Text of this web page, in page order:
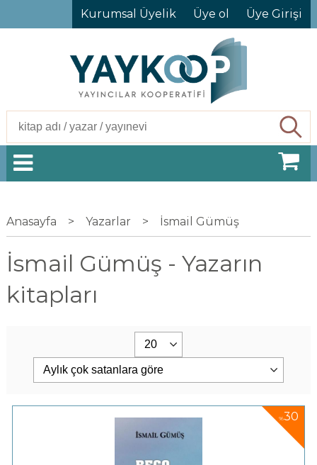
Kurumsal Üyelik Üye ol Üye Girişi
Anasayfa > Yazarlar > İsmail Gümüş
İsmail Gümüş - Yazarın
kitapları
%30